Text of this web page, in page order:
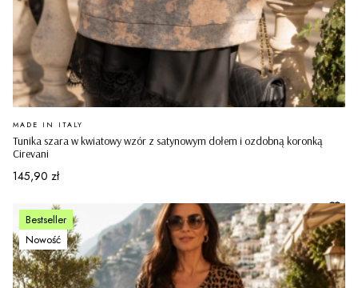
Tunika szara w kwiatowy wzór z satynowym dołem i ozdobną koronką
Cirevani
PRODUCENT
MADE IN ITALY
Cena
145,90 zł
Bestseller
Nowość